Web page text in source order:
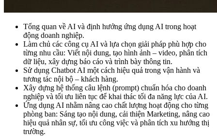
Tổng quan về AI và định hướng ứng dụng AI trong hoạt
động doanh nghiệp.
Làm chủ các công cụ AI và lựa chọn giải pháp phù hợp cho
từng nhu cầu: Viết nội dung, tạo hình ảnh – video, phân tích
dữ liệu, xây dựng báo cáo và trình bày thông tin.
Sử dụng Chatbot AI một cách hiệu quả trong vận hành và
tương tác nội bộ – khách hàng.
Xây dựng hệ thống câu lệnh (prompt) chuẩn hóa cho doanh
nghiệp và tối ưu liên tục để khai thác tối đa năng lực của AI.
Ứng dụng AI nhằm nâng cao chất lượng hoạt động cho từng
phòng ban: Sáng tạo nội dung, cải thiện Marketing, nâng cao
hiệu quả nhân sự, tối ưu công việc và phân tích xu hướng thị
trường.